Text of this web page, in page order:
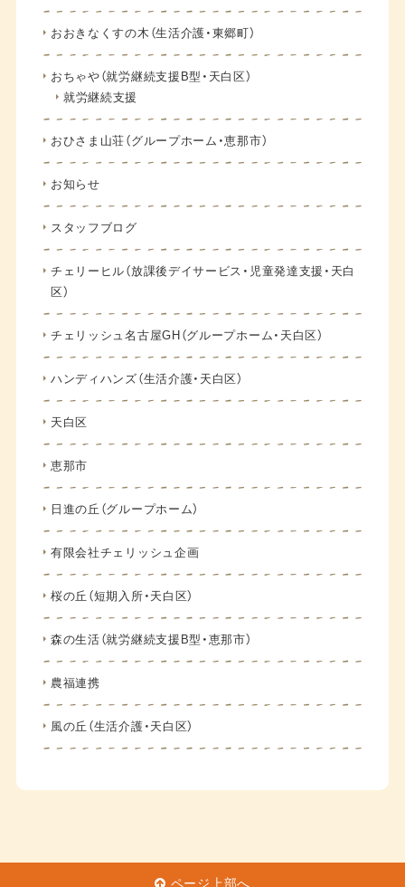
おおきなくすの木（生活介護・東郷町）
おちゃや（就労継続支援B型・天白区）
就労継続支援
おひさま山荘（グループホーム・恵那市）
お知らせ
スタッフブログ
チェリーヒル（放課後デイサービス・児童発達支援・天白
区）
チェリッシュ名古屋GH（グループホーム・天白区）
ハンディハンズ（生活介護・天白区）
天白区
恵那市
日進の丘（グループホーム）
有限会社チェリッシュ企画
桜の丘（短期入所・天白区）
森の生活（就労継続支援B型・恵那市）
農福連携
風の丘（生活介護・天白区）
ページ上部へ